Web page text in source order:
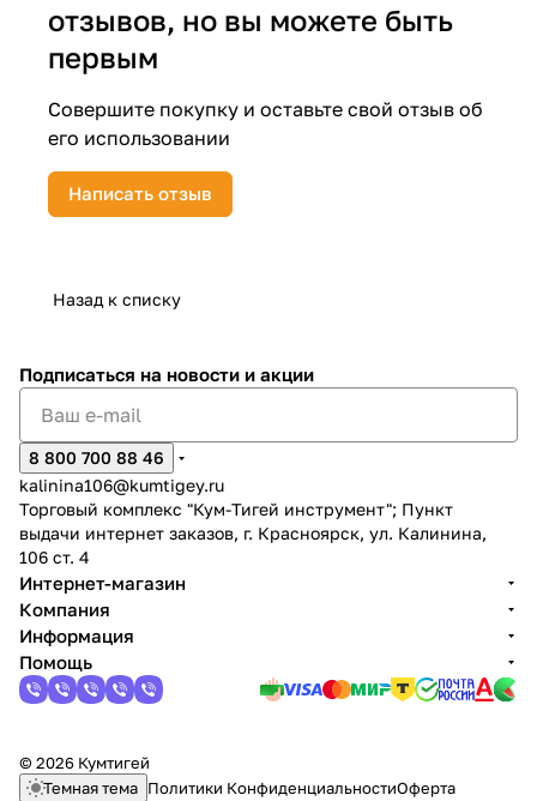
отзывов, но вы можете быть
первым
Совершите покупку и оставьте свой отзыв об
его использовании
Написать отзыв
Назад к списку
Подписаться на новости и акции
8 800 700 88 46
kalinina106@kumtigey.ru
Торговый комплекс "Кум-Тигей инструмент"; Пункт
выдачи интернет заказов, г. Красноярск, ул. Калинина,
106 ст. 4
Интернет-магазин
Компания
Информация
Помощь
© 2026 Кумтигей
Темная тема Политики КонфиденциальностиОферта
раз в 2 недели